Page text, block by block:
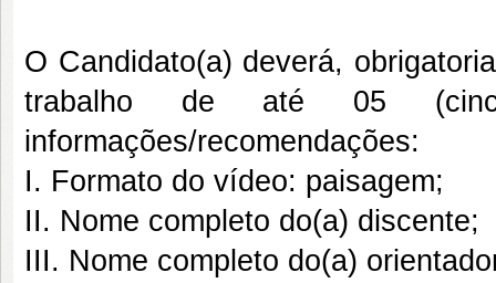
O Candidato(a) deverá,
trabalho de até 05
informações/recomendações:
I. Formato do vídeo: paisagem;
II. Nome completo do(a) discente;
III. Nome completo do(a)